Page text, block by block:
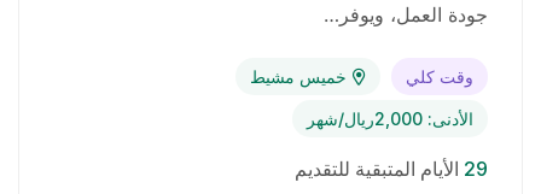
جودة العمل، ويوفر…
وقت كلي خميس مشيط
الأدنى: 2,000ريال/شهر
29 الأيام المتبقية للتقديم